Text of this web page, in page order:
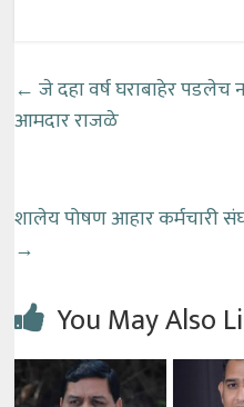
← जे दहा वर्ष घराबाहेर पडलेच
आमदार राजळे
शालेय पोषण आहार कर्मचारी
→
You May Also